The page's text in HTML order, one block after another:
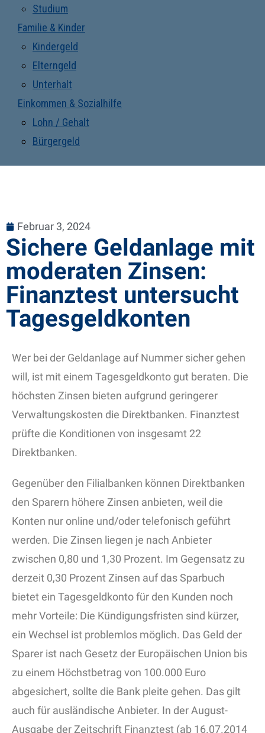
Studium
Familie & Kinder
Kindergeld
Elterngeld
Unterhalt
Einkommen & Sozialhilfe
Lohn / Gehalt
Bürgergeld
Februar 3, 2024
Sichere Geldanlage mit
moderaten Zinsen:
Finanztest untersucht
Tagesgeldkonten
Wer bei der Geldanlage auf Nummer sicher gehen
will, ist mit einem Tagesgeldkonto gut beraten. Die
höchsten Zinsen bieten aufgrund geringerer
Verwaltungskosten die Direktbanken. Finanztest
prüfte die Konditionen von insgesamt 22
Direktbanken.
Gegenüber den Filialbanken können Direktbanken
den Sparern höhere Zinsen anbieten, weil die
Konten nur online und/oder telefonisch geführt
werden. Die Zinsen liegen je nach Anbieter
zwischen 0,80 und 1,30 Prozent. Im Gegensatz zu
derzeit 0,30 Prozent Zinsen auf das Sparbuch
bietet ein Tagesgeldkonto für den Kunden noch
mehr Vorteile: Die Kündigungsfristen sind kürzer,
ein Wechsel ist problemlos möglich. Das Geld der
Sparer ist nach Gesetz der Europäischen Union bis
zu einem Höchstbetrag von 100.000 Euro
abgesichert, sollte die Bank pleite gehen. Das gilt
auch für ausländische Anbieter. In der August-
Ausgabe der Zeitschrift Finanztest (ab 16.07.2014